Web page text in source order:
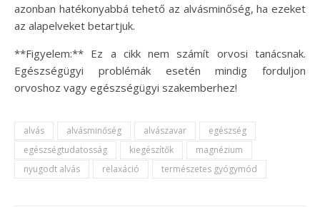
azonban hatékonyabbá tehető az alvásminőség, ha ezeket
az alapelveket betartjuk.
**Figyelem:** Ez a cikk nem számít orvosi tanácsnak.
Egészségügyi problémák esetén mindig forduljon
orvoshoz vagy egészségügyi szakemberhez!
alvás alvásminőség alvászavar
egészség
egészségtudatosság
kiegészítők
magnézium
nyugodt alvás
relaxáció természetes gyógymód